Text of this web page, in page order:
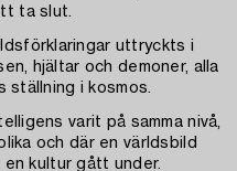
ta slut.
uttryckts i
hjältar och demoner, alla
ställning i kosmos.
varit på samma nivå,
och där en världsbild
kultur gått under.